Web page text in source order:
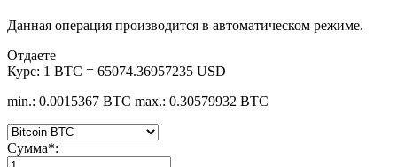
Данная операция производится в автоматическом режиме.
Отдаете
Курс: 1 BTC = 65074.36957235 USD
min.: 0.0015367 BTC max.: 0.30579932 BTC
Сумма*: